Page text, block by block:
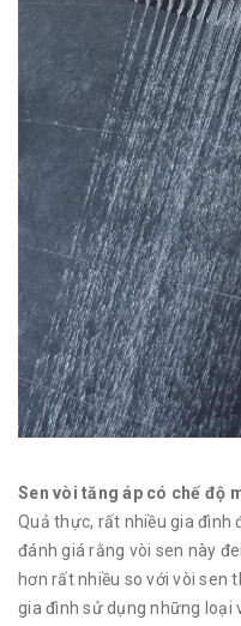
Sen vòi tăng áp có chế độ
Quả thực, rất nhiều gia đình
đánh giá rằng vòi sen này
hơn rất nhiều so với vòi sen
gia đình sử dụng những loại